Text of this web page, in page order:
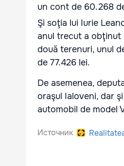
un cont de 60.268
Şi soţia lui Iurie
anul trecut a obţinut
două terenuri, unul
de 77.426 lei.
De asemenea,
oraşul Ialoveni, dar
automobil de model
Источник